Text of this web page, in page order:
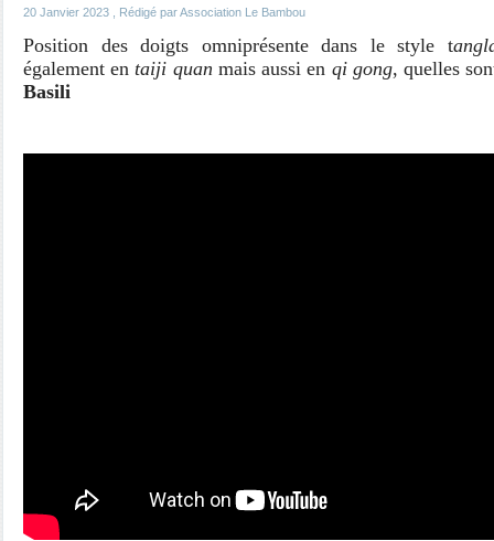
20 Janvier 2023 , Rédigé par Association Le Bambou
Position des doigts omniprésente dans le style t
également entaiji quan mais aussi en qi gong, quelles
Basili